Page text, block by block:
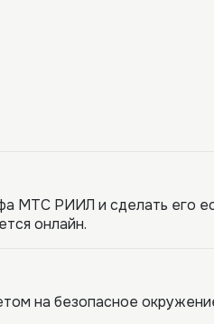
МТС РИИЛ и сделать его
онлайн.
на безопасное